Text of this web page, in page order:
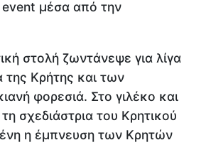
event μέσα από την
στολή ζωντάνεψε για λίγα
της Κρήτης και των
φορεσιά. Στο γιλέκο και
σχεδιάστρια του Κρητικού
η έμπνευση των Κρητών